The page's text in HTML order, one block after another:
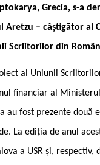
Grecia, s-a
Aretzu – câștigător al
Scriitorilor din
al Uniunii
financiar al
au fost prezente
La ediția de anul
a USR și,